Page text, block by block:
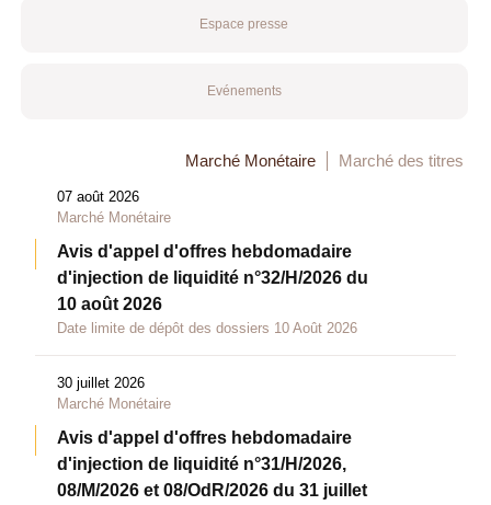
Espace presse
Evénements
Marché Monétaire Marché des titres
07 août 2026
Marché Monétaire
Avis d'appel d'offres hebdomadaire
d'injection de liquidité n°32/H/2026 du
10 août 2026
Date limite de dépôt des dossiers 10 Août 2026
30 juillet 2026
Marché Monétaire
Avis d'appel d'offres hebdomadaire
d'injection de liquidité n°31/H/2026,
08/M/2026 et 08/OdR/2026 du 31 juillet